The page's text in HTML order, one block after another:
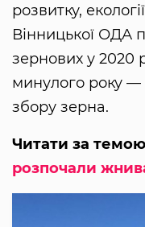
розвитку,
Вінницької ОДА
зернових у 2020
минулого року —
збору зерна.
Читати за
розпочали